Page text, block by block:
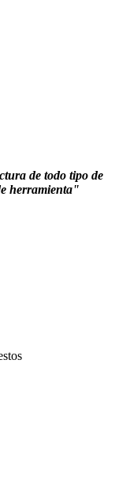
de todo tipo de
herramienta"